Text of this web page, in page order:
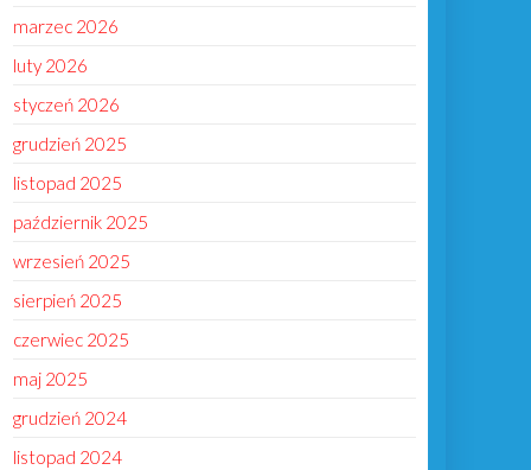
marzec 2026
luty 2026
styczeń 2026
grudzień 2025
listopad 2025
październik 2025
wrzesień 2025
sierpień 2025
czerwiec 2025
maj 2025
grudzień 2024
listopad 2024